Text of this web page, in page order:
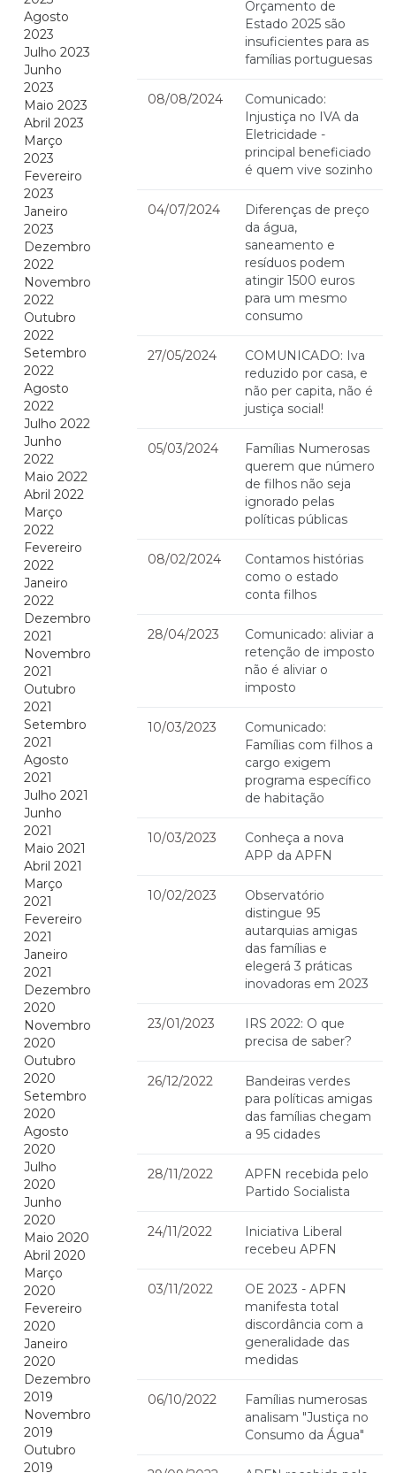
Agosto
2023
Julho 2023
Junho
2023
Maio 2023
Abril 2023
Março
2023
Fevereiro
2023
Janeiro
2023
Dezembro
2022
Novembro
2022
Outubro
2022
Setembro
2022
Agosto
2022
Julho 2022
Junho
2022
Maio 2022
Abril 2022
Março
2022
Fevereiro
2022
Janeiro
2022
Dezembro
2021
Novembro
2021
Outubro
2021
Setembro
2021
Agosto
2021
Julho 2021
Junho
2021
Maio 2021
Abril 2021
Março
2021
Fevereiro
2021
Janeiro
2021
Dezembro
2020
Novembro
2020
Outubro
2020
Setembro
2020
Agosto
2020
Julho
2020
Junho
2020
Maio 2020
Abril 2020
Março
2020
Fevereiro
2020
Janeiro
2020
Dezembro
2019
Novembro
2019
Outubro
2019
Orçamento de
Estado 2025 são
insuficientes para as
famílias portuguesas
08/08/2024
Comunicado:
Injustiça no IVA da
Eletricidade -
principal beneficiado
é quem vive sozinho
04/07/2024
Diferenças de preço
da água,
saneamento e
resíduos podem
atingir 1500 euros
para um mesmo
consumo
27/05/2024
COMUNICADO: Iva
reduzido por casa, e
não per capita, não é
justiça social!
05/03/2024
Famílias Numerosas
querem que número
de filhos não seja
ignorado pelas
políticas públicas
08/02/2024
Contamos histórias
como o estado
conta filhos
28/04/2023
Comunicado: aliviar a
retenção de imposto
não é aliviar o
imposto
10/03/2023
Comunicado:
Famílias com filhos a
cargo exigem
programa específico
de habitação
10/03/2023
Conheça a nova
APP da APFN
10/02/2023
Observatório
distingue 95
autarquias amigas
das famílias e
elegerá 3 práticas
inovadoras em 2023
23/01/2023
IRS 2022: O que
precisa de saber?
26/12/2022
Bandeiras verdes
para políticas amigas
das famílias chegam
a 95 cidades
28/11/2022
APFN recebida pelo
Partido Socialista
24/11/2022
Iniciativa Liberal
recebeu APFN
03/11/2022
OE 2023 - APFN
manifesta total
discordância com a
generalidade das
medidas
06/10/2022
Famílias numerosas
analisam "Justiça no
Consumo da Água"